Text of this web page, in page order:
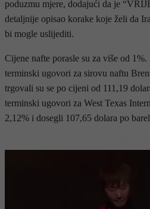
poduzmu mjere, dodajući da je
detaljnije opisao korake koje želi da
bi mogle uslijediti.
Cijene nafte porasle su za više od
terminski ugovori za sirovu naftu
trgovali su se po cijeni od 111,19
terminski ugovori za West Texas
2,12% i dosegli 107,65 dolara po